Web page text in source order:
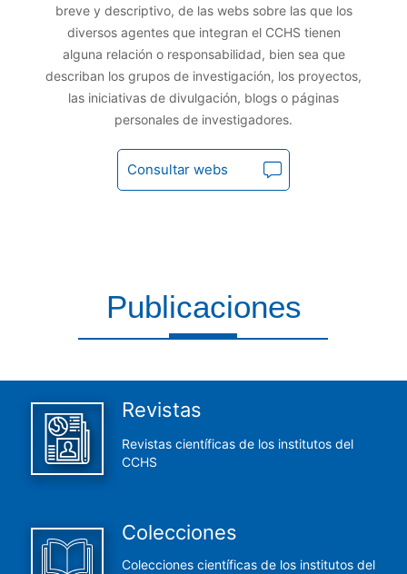
breve y descriptivo, de las webs sobre las que los
diversos agentes que integran el CCHS tienen
alguna relación o responsabilidad, bien sea que
describan los grupos de investigación, los proyectos,
las iniciativas de divulgación, blogs o páginas
personales de investigadores.
Consultar webs
Publicaciones
Revistas
Revistas científicas de los institutos del
CCHS
Colecciones
Colecciones científicas de los institutos del